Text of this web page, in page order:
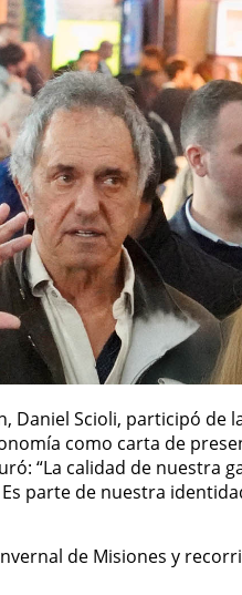
Daniel Scioli, participó de
como carta de
“La calidad de nuestra
parte de nuestra
de Misiones y